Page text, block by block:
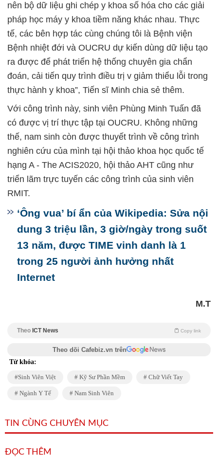
nên bộ dữ liệu ghi chép y khoa số hóa cho các giải
pháp học máy y khoa tiềm năng khác nhau. Thực
tế, các bên hợp tác cùng chúng tôi là Bệnh viện
Bệnh nhiệt đới và OUCRU dự kiến dùng dữ liệu tạo
ra được để phát triển hệ thống chuyên gia chẩn
đoán, cải tiến quy trình điều trị v giảm thiểu lỗi trong
thực hành y khoa”, Tiến sĩ Minh chia sẻ thêm.
Với công trình này, sinh viên Phùng Minh Tuấn đã
có được vị trí thực tập tại OUCRU. Không những
thế, nam sinh còn được thuyết trình về công trình
nghiên cứu của mình tại hội thảo khoa học quốc tế
hạng A - The ACIS2020, hội thảo AHT cũng như
triển lãm trực tuyến các công trình của sinh viên
RMIT.
‘Ông vua’ bí ẩn của Wikipedia: Sửa nội
dung 3 triệu lần, 3 giờ/ngày trong suốt
13 năm, được TIME vinh danh là 1
trong 25 người ảnh hưởng nhất
Internet
M.T
Theo ICT News Copy link
Theo dõi Cafebiz.vn trên
Từ khóa:
Sinh Viên Việt Kỹ Sư Phần Mềm Chữ Viết Tay
Ngành Y Tế Nam Sinh Viên
TIN CÙNG CHUYÊN MỤC
ĐỌC THÊM